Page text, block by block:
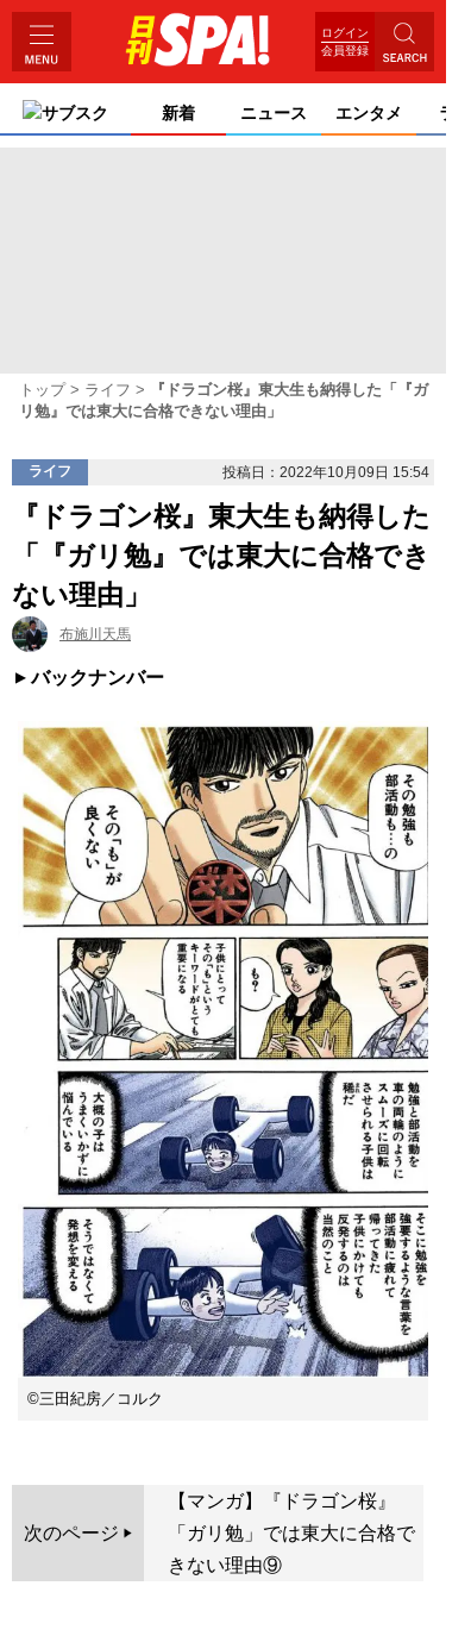
ログイン
会員登録
サブスク 新着 ニュース エンタメ ライ
トップ ライフ
『ドラゴン桜』東大生も納得した「『ガ
リ勉』では東大に合格できない理由」
ライフ 投稿日：2022年10月09日 15:54
『ドラゴン桜』東大生も納得した
「『ガリ勉』では東大に合格でき
ない理由」
布施川天馬
バックナンバー
©︎三田紀房／コルク
次のページ
【マンガ】『ドラゴン桜』
「ガリ勉」では東大に合格で
きない理由⑨